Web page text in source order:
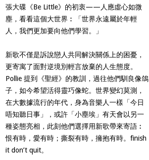
張大碟《Be Little》的初衷——人應虛心如微
塵，看看這個大世界︰「世界永遠屬於年輕
人，我們更加要向他們學習。」
新歌不僅是訴說戀人共同解決關係上的困憂，
更寄寓了面對逆境別輕言放棄的人生態度。
Pollie 提到《聖經》的教訓，過往他們馴良像鴿
子，如今希望活得靈巧像蛇。世界變幻莫測，
在大數據流行的年代，身為音樂人一樣「今日
唔知聽日事」，或許「小塵埃」有天會以另一
種姿態亮相，此刻他們選擇用新歌帶來寄語︰
恨有時，愛有時；撕裂有時，擁抱有時。finish
it don’t quit。